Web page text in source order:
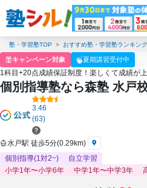
塾・学習塾TOP おすすめ塾・学習塾ランキング
キャンペーン対象 夏期講習受付中
1科目+20点成績保証制度！楽しくて成績が
個別指導塾なら森塾 水戸
3.46
(63)
水戸駅 徒歩5分(0.29km)
個別指導(1対2~)
自立学習
小学1年〜小学6年
中学1年〜中学3年